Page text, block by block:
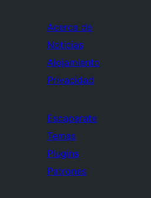
Acerca de
Noticias
Alojamiento
Privacidad
Escaparate
Temas
Plugins
Patrones